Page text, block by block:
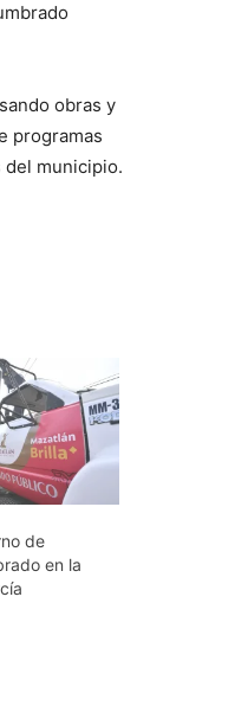
obras y
programas
municipio.
de
en la